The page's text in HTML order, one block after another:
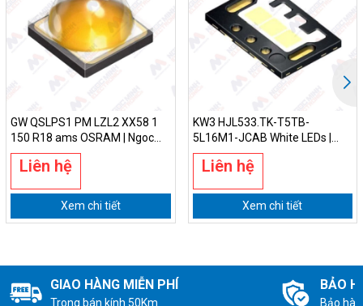
GW QSLPS1 PM LZL2 XX58 1
150 R18 ams OSRAM | Ngoc
Minh Electronics
Liên hệ
Xem chi tiết
KW3 HJL533.TK-T5TB-
5L16M1-JCAB White LEDs |
Ngoc Minh Electronics
Liên hệ
Xem chi tiết
GIAO HÀNG MIỄN PHÍ
Trong bán kính 50Km
BẢO
Bảo